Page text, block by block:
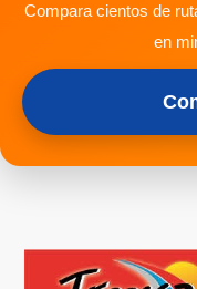
Compara cientos de
en